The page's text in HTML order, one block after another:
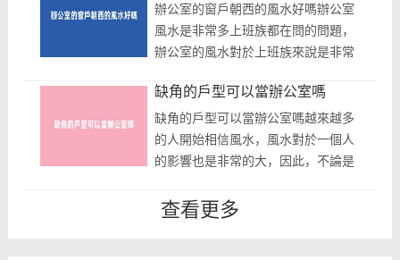
因此...
辦公室的窗戶朝西的風水好嗎辦公室
風水是非常多上班族都在問的問題，
辦公室的風水對於上班族來說是非常
有一個好的辦公室的風水的。那麼，
我...
缺角的戶型可以當辦公室嗎
缺角的戶型可以當辦公室嗎越來越多
的人開始相信風水，風水對於一個人
的影響也是非常的大，因此，不論是
辦公室的風水，對於上班族來說就是
查看更多